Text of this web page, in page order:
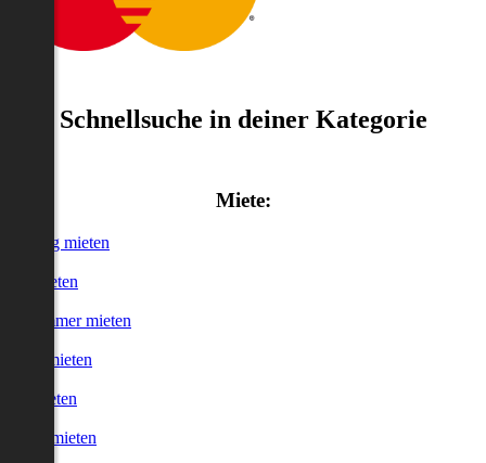
Schnellsuche in deiner Kategorie
Miete:
mieten
mieten
Zimmer mieten
mieten
mieten